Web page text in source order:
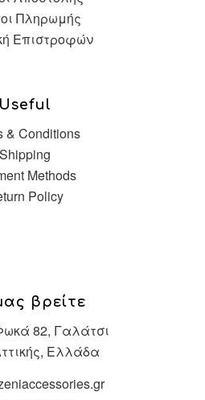
Πληρωμής
Επιστροφών
Useful
& Conditions
Shipping
Methods
Policy
βρείτε
82, Γαλάτσι
Ελλάδα